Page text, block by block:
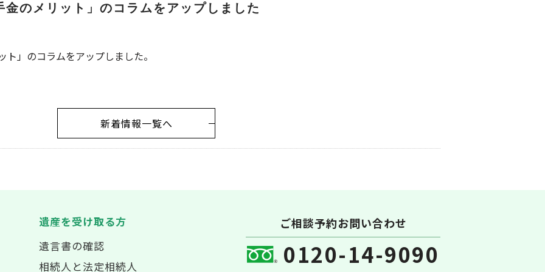
のメリット」のコラムをアップしました
」のコラムをアップしました。
新着情報一覧へ
遺産を受け取る方
遺言書の確認
相続人と法定相続人
ご相談予約お問い合わせ
0120-14-9090